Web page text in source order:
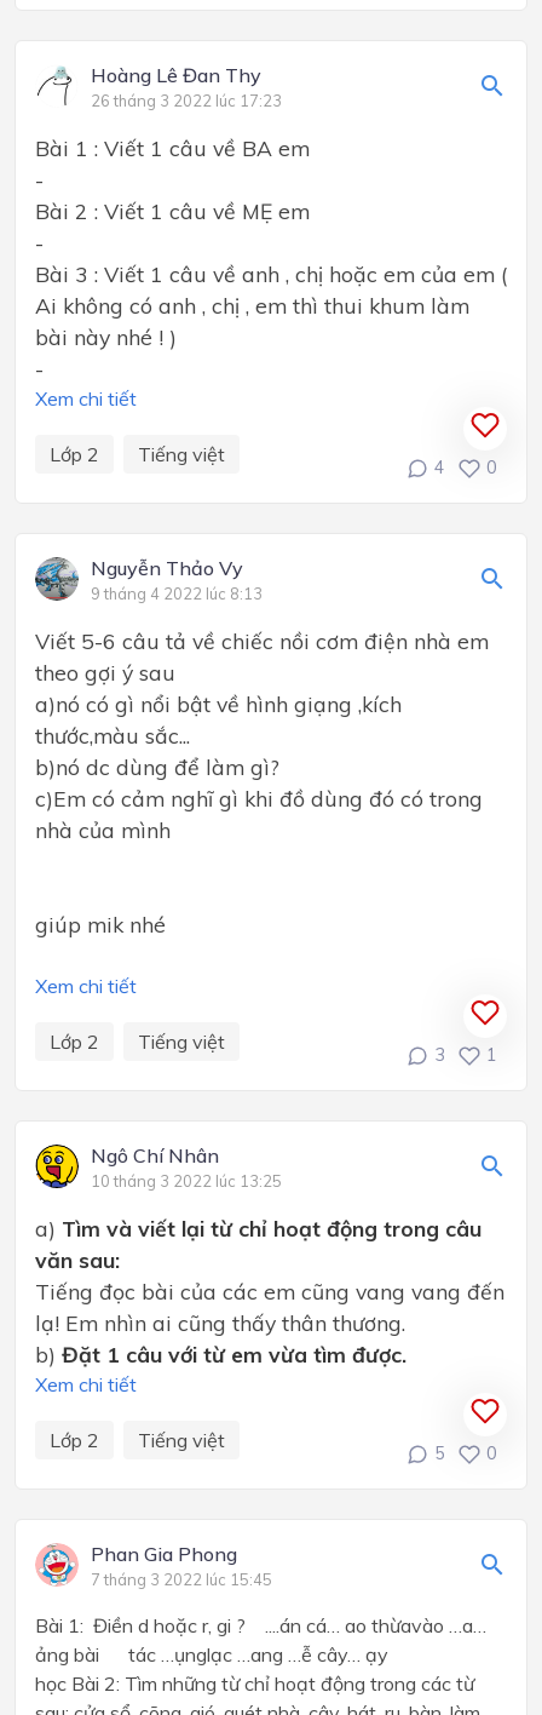
Hoàng Lê Đan Thy
26 tháng 3 2022 lúc 17:23
Bài 1 : Viết 1 câu về BA em
-
Bài 2 : Viết 1 câu về MẸ em
-
Bài 3 : Viết 1 câu về anh , chị hoặc em của em (
Ai không có anh , chị , em thì thui khum làm
bài này nhé ! )
-
Xem chi tiết
Lớp 2 Tiếng việt
4 0
Nguyễn Thảo Vy
9 tháng 4 2022 lúc 8:13
Viết 5-6 câu tả về chiếc nồi cơm điện nhà em
theo gợi ý sau
a)nó có gì nổi bật về hình giạng ,kích
thước,màu sắc...
b)nó dc dùng để làm gì?
c)Em có cảm nghĩ gì khi đồ dùng đó có trong
nhà của mình
giúp mik nhé
Xem chi tiết
Lớp 2 Tiếng việt
3 1
Ngô Chí Nhân
10 tháng 3 2022 lúc 13:25
a) Tìm và viết lại từ chỉ hoạt động trong câu
văn sau:
Tiếng đọc bài của các em cũng vang vang đến
lạ! Em nhìn ai cũng thấy thân thương.
b) Đặt 1 câu với từ em vừa tìm được.
Xem chi tiết
Lớp 2 Tiếng việt
5 0
Phan Gia Phong
7 tháng 3 2022 lúc 15:45
Bài 1: Điền d hoặc r, gi ? ....án cá… ao thừavào …a…
ảng bài tác …ụnglạc …ang …ễ cây… ạy
học Bài 2: Tìm những từ chỉ hoạt động trong các từ